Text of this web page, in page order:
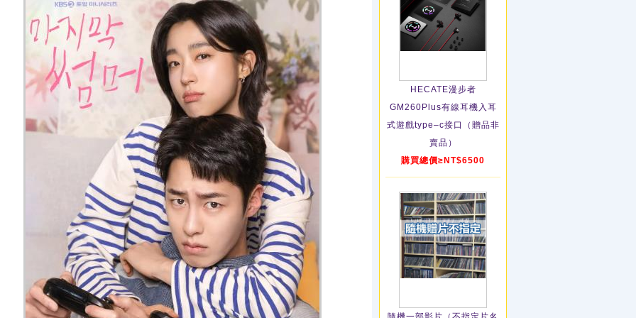
HECATE漫步者
GM260Plus有線耳機入耳
式遊戲type–c接口（贈品非
賣品）
購買總價≥NT$6500